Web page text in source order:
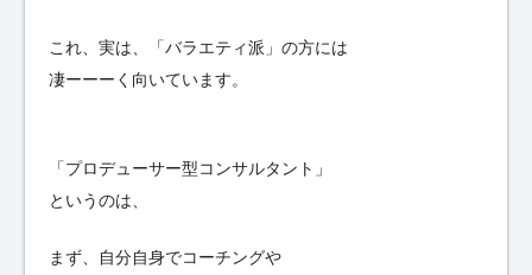
これ、実は、「バラエティ派」の方には
凄ーーーく向いています。
「プロデューサー型コンサルタント」
というのは、
まず、自分自身でコーチングや